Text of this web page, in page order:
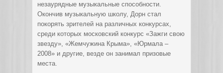
незаурядные музыкальные способности.
Окончив музыкальную школу, Дорн стал
покорять зрителей на различных конкурсах,
среди которых московский конкурс «Зажги свою
звезду», «Жемчужина Крыма», «Юрмала –
2008» и другие, везде он занимал призовые
места.